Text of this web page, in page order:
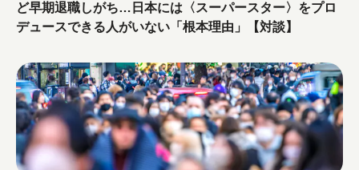
ど早期退職しがち…日本には〈スーパースター〉をプロ
デュースできる人がいない「根本理由」【対談】